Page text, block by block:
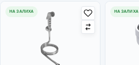
НА ЗАЛИХА НА ЗАЛИХА